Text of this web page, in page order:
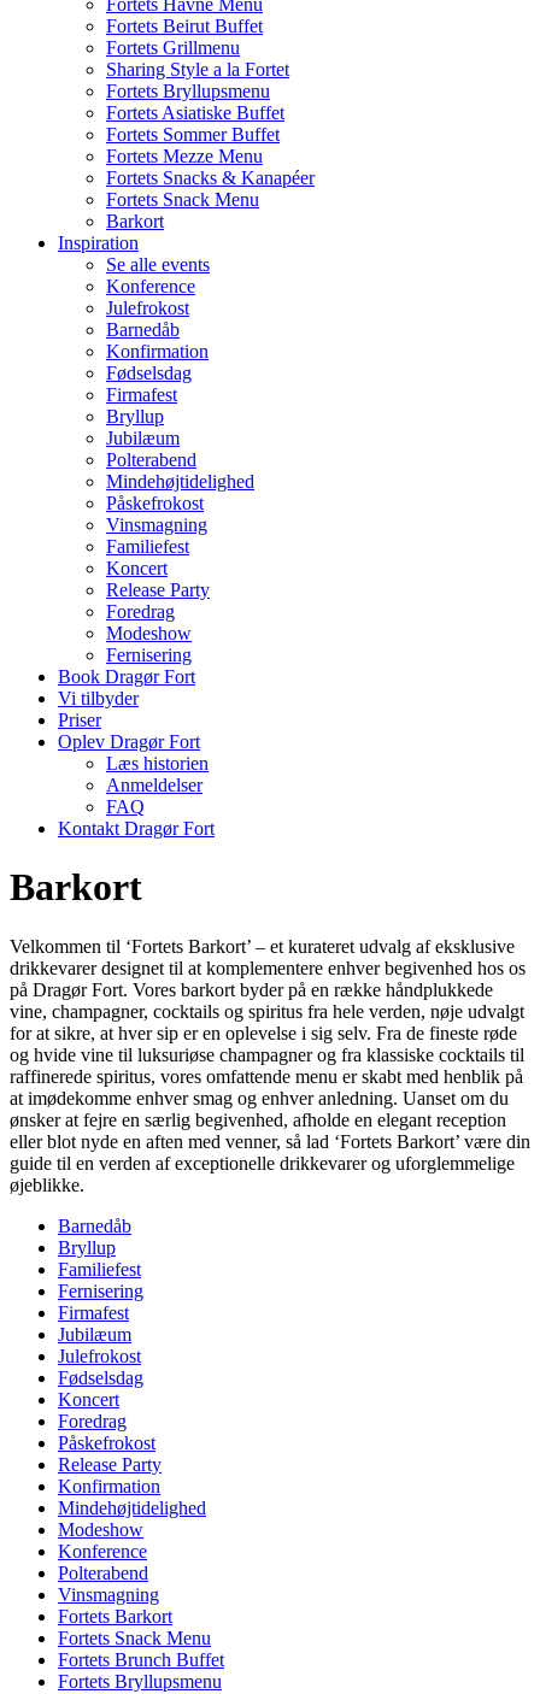
Fortets Havne Menu
Fortets Beirut Buffet
Fortets Grillmenu
Sharing Style a la Fortet
Fortets Bryllupsmenu
Fortets Asiatiske Buffet
Fortets Sommer Buffet
Fortets Mezze Menu
Fortets Snacks & Kanapéer
Fortets Snack Menu
Barkort
Inspiration
Se alle events
Konference
Julefrokost
Barnedåb
Konfirmation
Fødselsdag
Firmafest
Bryllup
Jubilæum
Polterabend
Mindehøjtidelighed
Påskefrokost
Vinsmagning
Familiefest
Koncert
Release Party
Foredrag
Modeshow
Fernisering
Book Dragør Fort
Vi tilbyder
Priser
Oplev Dragør Fort
Læs historien
Anmeldelser
FAQ
Kontakt Dragør Fort
Barkort
Velkommen til ‘Fortets Barkort’ – et kurateret udvalg af eksklusive
drikkevarer designet til at komplementere enhver begivenhed hos os
på Dragør Fort. Vores barkort byder på en række håndplukkede
vine, champagner, cocktails og spiritus fra hele verden, nøje udvalgt
for at sikre, at hver sip er en oplevelse i sig selv. Fra de fineste røde
og hvide vine til luksuriøse champagner og fra klassiske cocktails til
raffinerede spiritus, vores omfattende menu er skabt med henblik på
at imødekomme enhver smag og enhver anledning. Uanset om du
ønsker at fejre en særlig begivenhed, afholde en elegant reception
eller blot nyde en aften med venner, så lad ‘Fortets Barkort’ være din
guide til en verden af exceptionelle drikkevarer og uforglemmelige
øjeblikke.
Barnedåb
Bryllup
Familiefest
Fernisering
Firmafest
Jubilæum
Julefrokost
Fødselsdag
Koncert
Foredrag
Påskefrokost
Release Party
Konfirmation
Mindehøjtidelighed
Modeshow
Konference
Polterabend
Vinsmagning
Fortets Barkort
Fortets Snack Menu
Fortets Brunch Buffet
Fortets Bryllupsmenu